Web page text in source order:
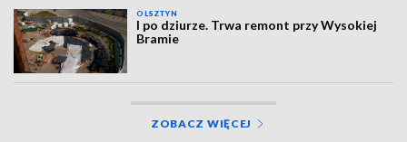
OLSZTYN
I po dziurze. Trwa remont przy Wysokiej
Bramie
ZOBACZ WIĘCEJ